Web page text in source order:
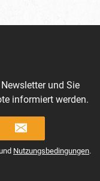
und Sie
informiert werden.
Nutzungsbedingungen.